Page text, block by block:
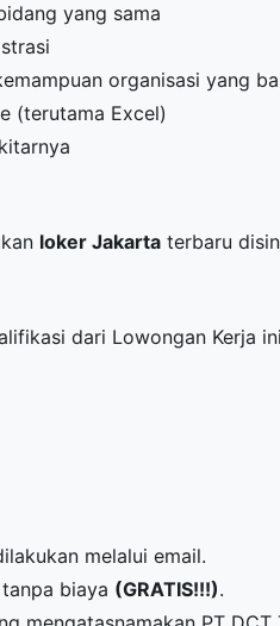
yang sama
organisasi yang
(terutama Excel)
loker Jakarta terbaru
dari Lowongan Kerja
melalui email.
biaya (GRATIS!!!).